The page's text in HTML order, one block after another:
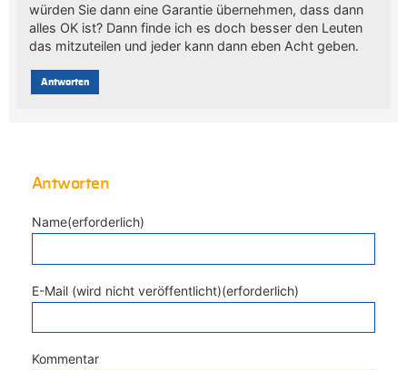
würden Sie dann eine Garantie übernehmen, dass dann
alles OK ist? Dann finde ich es doch besser den Leuten
das mitzuteilen und jeder kann dann eben Acht geben.
Antworten
Antworten
Name(erforderlich)
E-Mail (wird nicht veröffentlicht)(erforderlich)
Kommentar